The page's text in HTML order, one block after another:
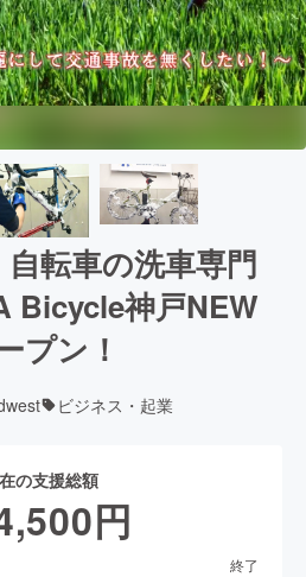
転車の洗車専門
Bicycle神戸NEW
プン！
ビジネス・起業
の支援総額
円
終了